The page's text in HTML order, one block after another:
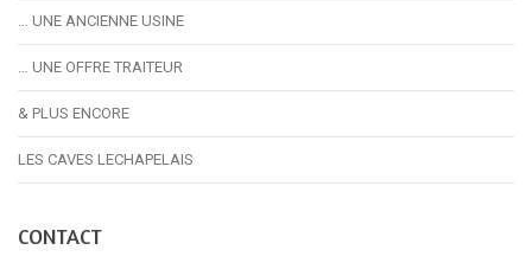
… UNE ANCIENNE USINE
… UNE OFFRE TRAITEUR
& PLUS ENCORE
LES CAVES LECHAPELAIS
CONTACT